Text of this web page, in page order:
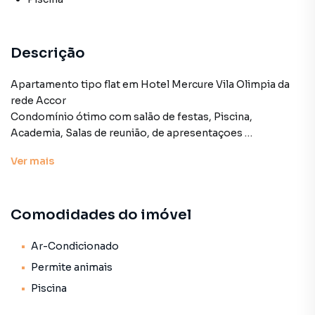
Descrição
Apartamento tipo flat em Hotel Mercure Vila Olimpia da
rede Accor
Condomínio ótimo com salão de festas, Piscina,
Academia, Salas de reunião, de apresentaçoes
fora do pool mas pode ser recolocado porém, tem
localização PERFEITA .
perto Insper, parque Ibirapuera, Shopping JK Vila Olimpia
Ibirapuera, FMU, restaurantes da Vila Nova Conceição,
Ver mais
Comodidades do imóvel
Ar-Condicionado
Permite animais
Piscina